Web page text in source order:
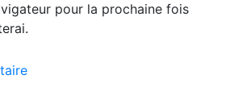
pour la prochaine fois